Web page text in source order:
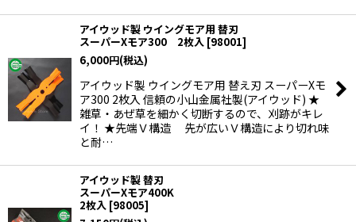
アイウッド製 ウイングモア用 替刃
スーパーXモア300 2枚入 [98001]
6,000円(税込)
アイウッド製 ウイングモア用 替え刃 スーパーXモ
ア300 2枚入 信頼の小山金属社製(アイウッド) ★
雑草・あぜ草を細かく切断するので、刈跡がキレ
イ！ ★先端Ｖ構造 先が広いＶ構造により切れ味
と耐…
アイウッド製 替刃
スーパーXモア400K
2枚入 [98005]